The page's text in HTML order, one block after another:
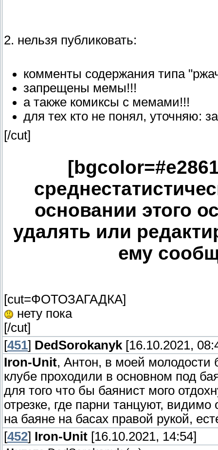
2. нельзя публиковать:
комменты содержания типа
запрещены мемы!!!
а также комиксы с мемами!!!
для тех кто не понял, уточняю:
[/cut]
основании этого
удалять или
ему
[cut=ФОТОЗАГАДКА]
нету пока
[/cut]
[451] DedSorokanyk [16.10.2021,
Iron-Unit, Антон, в моей
клубе проходили в основном под
для того что бы баянист мого
отрезке, где парни танцуют,
на баяне на басах правой рукой,
[452] Iron-Unit [16.10.2021, 14:54]